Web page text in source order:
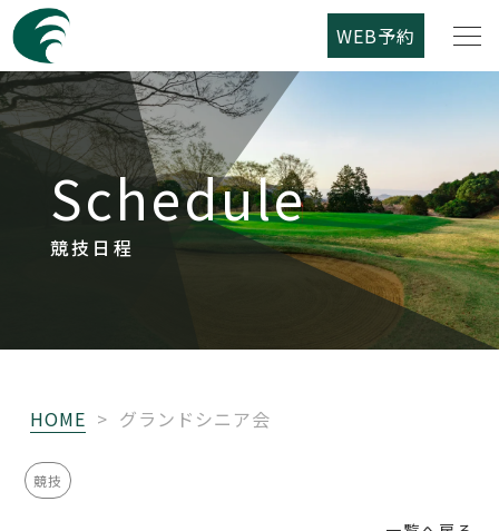
WEB予約
Schedule
競技日程
HOME > グランドシニア会
競技
筑紫野カントリークラブについて
コース紹介
ご利用案内
レストラン
アクセス